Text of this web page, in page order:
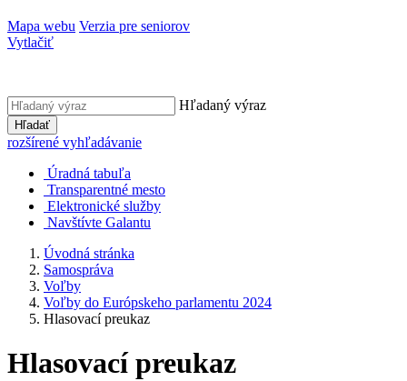
Mapa webu Verzia pre seniorov
Vytlačiť
Hľadaný výraz
Hľadať
rozšírené vyhľadávanie
Úradná tabuľa
Transparentné mesto
Elektronické služby
Navštívte Galantu
Úvodná stránka
Samospráva
Voľby
Voľby do Európskeho parlamentu 2024
Hlasovací preukaz
Hlasovací preukaz